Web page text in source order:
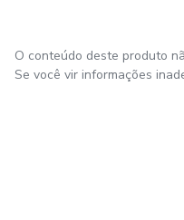
O conteúdo deste produto
Se você vir informações